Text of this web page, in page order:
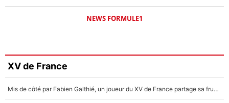
NEWS FORMULE1
XV de France
Mis de côté par Fabien Galthié, un joueur du XV de France partage sa frustration : «ils ne me l’ont pas dit tout de suite»